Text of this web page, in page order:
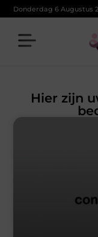
Donderdag 6 Augustus
Hier zijn